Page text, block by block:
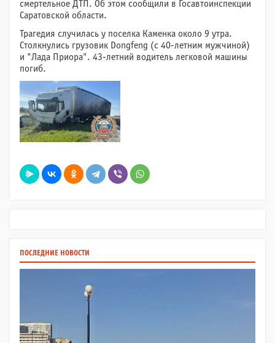
смертельное ДТП. Об этом сообщили в Госавтоинспекции
Саратовской области.
Трагедия случилась у поселка Каменка около 9 утра.
Столкнулись грузовик Dongfeng (с 40-летним мужчиной)
и "Лада Приора". 43-летний водитель легковой машины
погиб.
ПОСЛЕДНИЕ НОВОСТИ